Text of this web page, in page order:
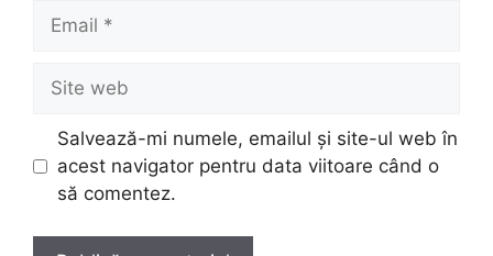
Email
Site
web
Salvează-mi numele, emailul și site-ul web în
acest navigator pentru data viitoare când o
să comentez.